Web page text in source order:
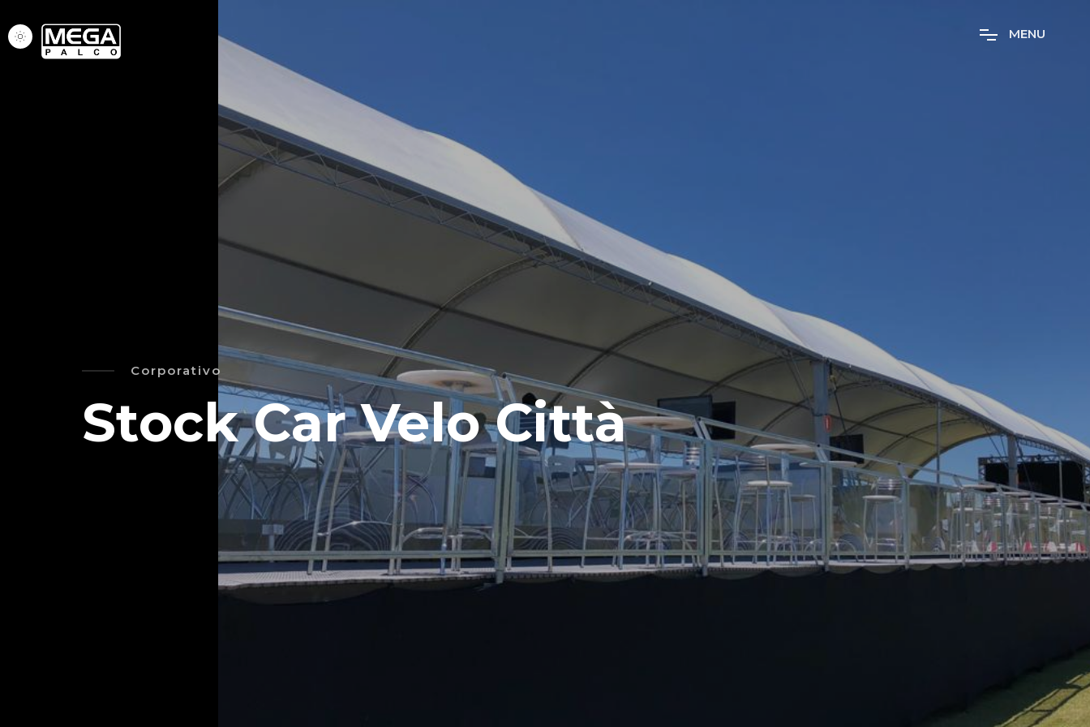
MENU
Corporativo
Stock Car Velo Città